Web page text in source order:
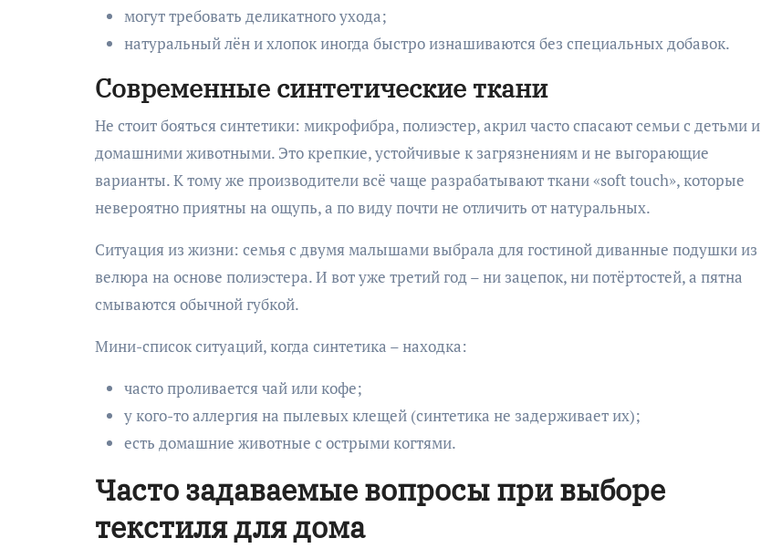
могут требовать деликатного ухода;
натуральный лён и хлопок иногда быстро изнашиваются без специальных добавок.
Современные синтетические ткани
Не стоит бояться синтетики: микрофибра, полиэстер, акрил часто спасают семьи с детьми и
домашними животными. Это крепкие, устойчивые к загрязнениям и не выгорающие
варианты. К тому же производители всё чаще разрабатывают ткани «soft touch», которые
невероятно приятны на ощупь, а по виду почти не отличить от натуральных.
Ситуация из жизни: семья с двумя малышами выбрала для гостиной диванные подушки из
велюра на основе полиэстера. И вот уже третий год – ни зацепок, ни потёртостей, а пятна
смываются обычной губкой.
Мини-список ситуаций, когда синтетика – находка:
часто проливается чай или кофе;
у кого-то аллергия на пылевых клещей (синтетика не задерживает их);
есть домашние животные с острыми когтями.
Часто задаваемые вопросы при выборе
текстиля для дома